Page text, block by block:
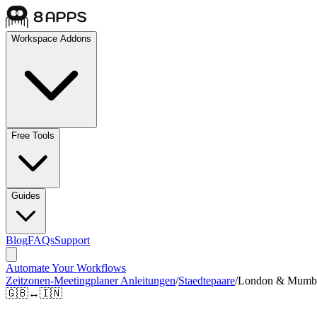
Workspace Addons
Free Tools
Guides
BlogFAQsSupport
Automate Your Workflows
Zeitzonen-Meetingplaner Anleitungen/Staedtepaare/London &
🇬🇧↔🇮🇳